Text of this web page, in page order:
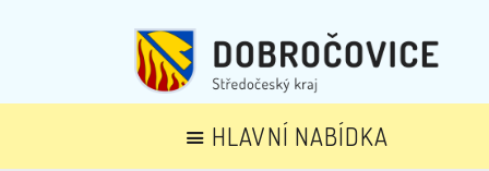
HLAVNÍ NABÍDKA